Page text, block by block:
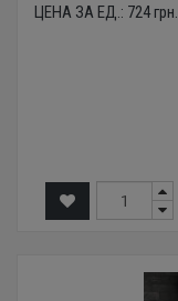
ЦЕНА ЗА ЕД.: 724грн.